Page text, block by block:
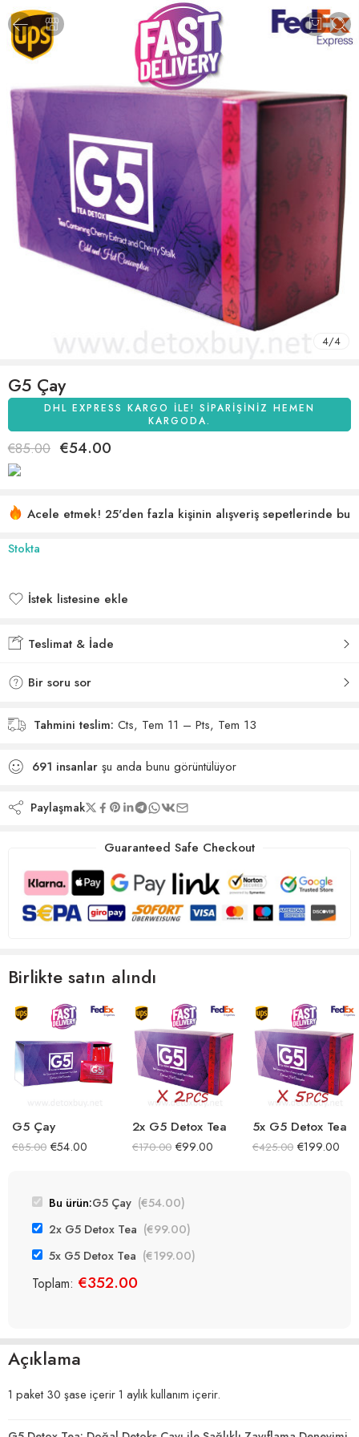
4/4
G5 Çay
DHL EXPRESS KARGO ILE! SIPARIŞINIZ HEMEN
KARGODA.
€85.00 €54.00
Acele etmek! 25'den fazla kişinin alışveriş sepetlerinde bu
Stokta
İstek listesine ekle
Teslimat & İade
Bir soru sor
Tahmini teslim: Cts, Tem 11 – Pts, Tem 13
691 insanlar şu anda bunu görüntülüyor
Paylaşmak
Guaranteed Safe Checkout
Birlikte satın alındı
G5 Çay
€85.00 €54.00
2x G5 Detox Tea
€170.00 €99.00
5x G5 Detox Tea
€425.00 €199.00
Bu ürün:G5 Çay (€54.00)
2x G5 Detox Tea (€99.00)
5x G5 Detox Tea (€199.00)
Toplam: €352.00
Açıklama
1 paket 30 şase içerir 1 aylık kullanım içerir.